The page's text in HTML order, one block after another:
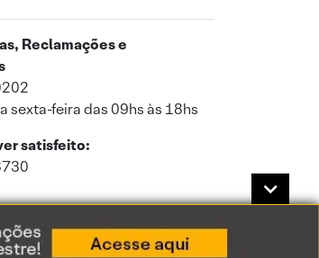
Reclamações e
sexta-feira das 09hs às 18hs
satisfeito: